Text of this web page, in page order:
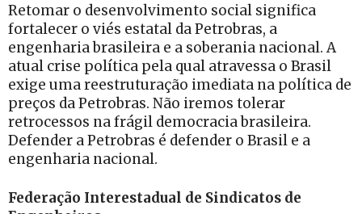
Retomar o desenvolvimento social significa
fortalecer o viés estatal da Petrobras, a
engenharia brasileira e a soberania nacional. A
atual crise política pela qual atravessa o Brasil
exige uma reestruturação imediata na política de
preços da Petrobras. Não iremos tolerar
retrocessos na frágil democracia brasileira.
Defender a Petrobras é defender o Brasil e a
engenharia nacional.
Federação Interestadual de Sindicatos de